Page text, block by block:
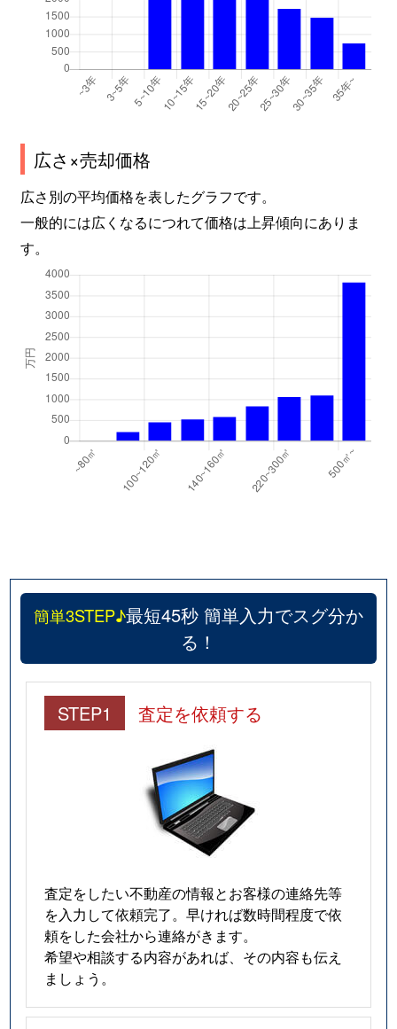
広さ×売却価格
広さ別の平均価格を表したグラフです。
一般的には広くなるにつれて価格は上昇傾向にありま
す。
簡単3STEP♪最短45秒 簡単入力でスグ分か
る！
STEP1 査定を依頼する
査定をしたい不動産の情報とお客様の連絡先等
を入力して依頼完了。早ければ数時間程度で依
頼をした会社から連絡がきます。
希望や相談する内容があれば、その内容も伝え
ましょう。